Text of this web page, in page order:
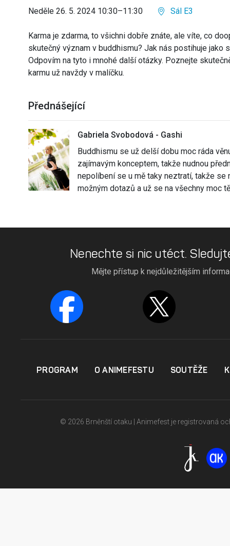
Neděle 26. 5. 2024 10:30–11:30 Sál E3
Karma je zdarma, to všichni dobře znáte, ale víte, co
skutečný význam v buddhismu? Jak nás postihuje
Odpovím na tyto i mnohé další otázky. Poznejte
karmu už navždy v malíčku.
Přednášející
Gabriela Svobodová - Gashi
Buddhismu se už delší dobu moc ráda
zajímavým konceptem, takže nudnou
nepolíbení se u mě taky neztratí, takže se
možným dotazů a už se na všechny moc
Nenechte si nic utéct.
Mějte přístup k nejdůležitějším
PROGRAM O ANIMEFESTU SOUTĚŽE
© 2026 Brněnští otaku | Animefest je registrovaná